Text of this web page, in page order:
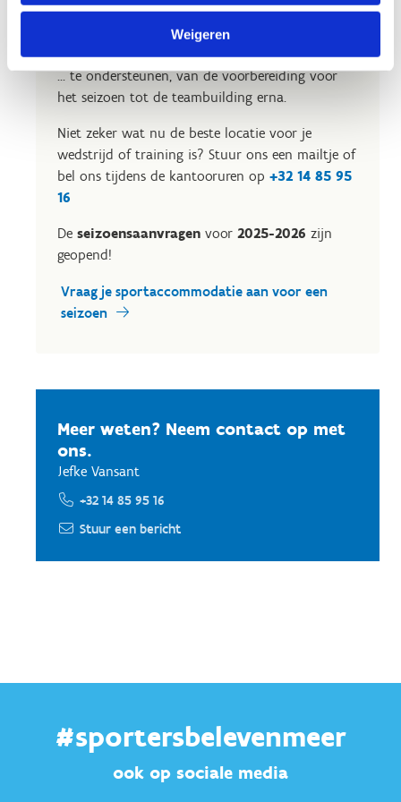
Weigeren
seizoen? Of wil je graag sportlessen geven in één
van onze sportaccommodaties? Ons centrum is
helemaal klaar om jouw club/team/organisatie/
... te ondersteunen, van de voorbereiding voor
het seizoen tot de teambuilding erna.
Niet zeker wat nu de beste locatie voor je
wedstrijd of training is? Stuur ons een mailtje of
bel ons tijdens de kantooruren op +32 14 85 95
16
De seizoensaanvragen voor 2025-2026 zijn
geopend!
Vraag je sportaccommodatie aan voor een
seizoen
Meer weten? Neem contact op met
ons.
Jefke Vansant
+32 14 85 95 16
Stuur een bericht
#sportersbelevenmeer
ook op sociale media